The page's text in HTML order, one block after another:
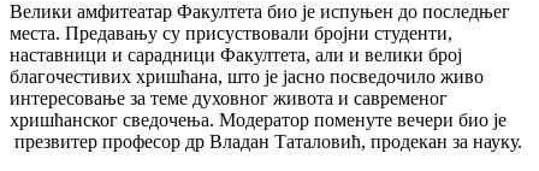
Велики амфитеатар Факултета био је испуњен до последњег
места. Предавању су присуствовали бројни студенти,
наставници и сарадници Факултета, али и велики број
благочестивих хришћана, што је јасно посведочило живо
интересовање за теме духовног живота и савременог
хришћанског сведочења. Модератор поменуте вечери био је
презвитер професор др Владан Таталовић, продекан за науку.